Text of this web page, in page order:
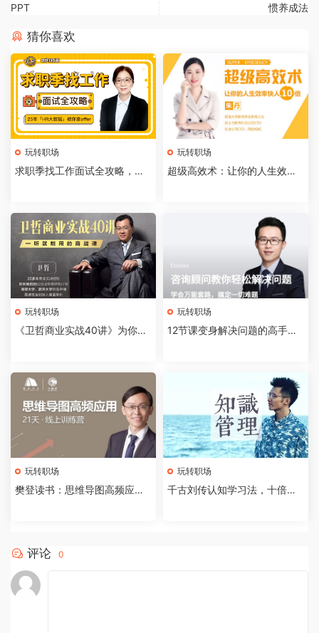
PPT
惯养成法
猜你喜欢
玩转职场
求职季找工作面试全攻略，提
玩转职场
超级高效术：让你的人生效率
玩转职场
《卫哲商业实战40讲》为你指
玩转职场
12节课变身解决问题的高手，
玩转职场
樊登读书：思维导图高频应用2
玩转职场
千古刘传认知学习法，十倍学
评论 0